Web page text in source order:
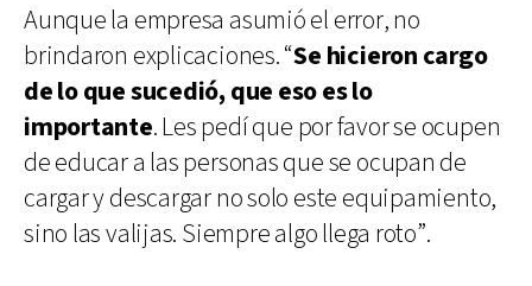
Aunque la empresa asumió el error, no
brindaron explicaciones. “Se hicieron cargo
de lo que sucedió, que eso es lo
importante. Les pedí que por favor se ocupen
de educar a las personas que se ocupan de
cargar y descargar no solo este equipamiento,
sino las valijas. Siempre algo llega roto”.